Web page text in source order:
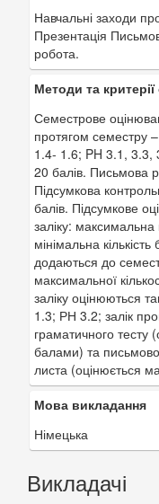
Навчальні заходи
Презентація
робота.
Методи та
Семестрове
протягом семестру
1.4- 1.6; PH 3.1, 3.3,
20 балів. Письмова
Підсумкова
балів. Підсумкове
заліку: максимальна
мінімальна
додаються до
максимальної
заліку оцінюються
1.3; РН 3.2; залік
граматичного тесту
балами) та
листа (оцінюється
Мова викладання
Німецька
Викладачі